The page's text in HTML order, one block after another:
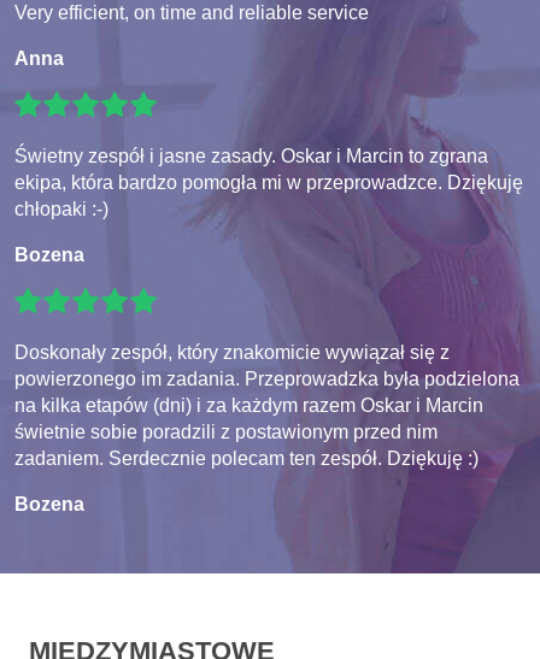
Very efficient, on time and reliable service
Anna
Świetny zespół i jasne zasady. Oskar i Marcin to zgrana
ekipa, która bardzo pomogła mi w przeprowadzce. Dziękuję
chłopaki :-)
Bozena
Doskonały zespół, który znakomicie wywiązał się z
powierzonego im zadania. Przeprowadzka była podzielona
na kilka etapów (dni) i za każdym razem Oskar i Marcin
świetnie sobie poradzili z postawionym przed nim
zadaniem. Serdecznie polecam ten zespół. Dziękuję :)
Bozena
MIĘDZYMIASTOWE